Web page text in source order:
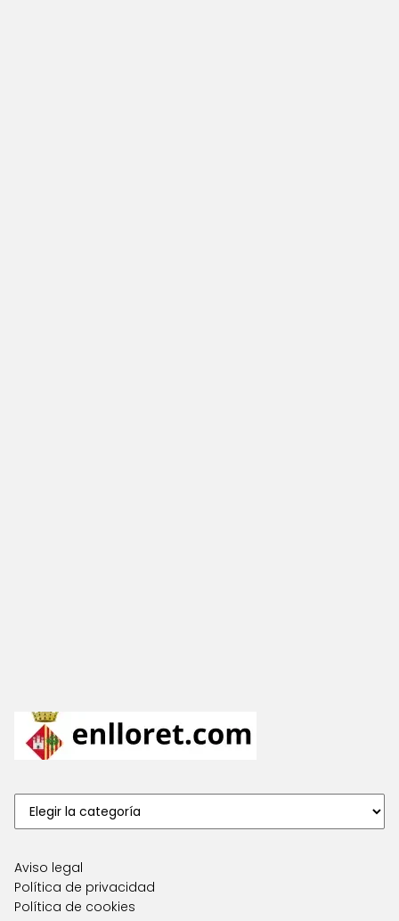
Aviso legal
Política de privacidad
Política de cookies